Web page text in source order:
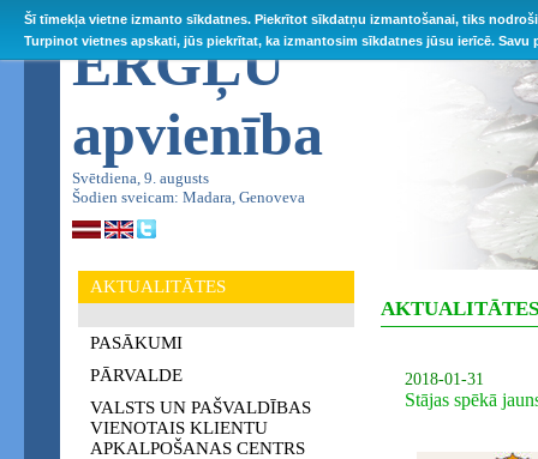
Šī tīmekļa vietne izmanto sīkdatnes. Piekrītot sīkdatņu izmantošanai, tiks
Turpinot vietnes apskati, jūs piekrītat, ka izmantosim sīkdatnes jūsu ierīcē.
ĒRGĻU
apvienība
Svētdiena, 9. augusts
Šodien sveicam: Madara, Genoveva
AKTUALITĀTES
PASĀKUMI
PĀRVALDE
VALSTS UN PAŠVALDĪBAS
VIENOTAIS KLIENTU
APKALPOŠANAS CENTRS
AKTUALITĀTES
2018-01-31
Stājas spēkā